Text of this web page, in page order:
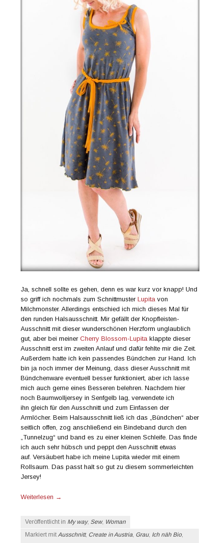
Ja, schnell sollte es gehen, denn es war kurz vor knapp! Und
so griff ich nochmals zum SchnittmusterLupita von
Milchmonster. Allerdings entschied ich mich dieses Mal für
den runden Halsausschnitt. Mir gefällt der Knopfleisten-
Ausschnitt mit dieser wunderschönen Herzform unglaublich
gut, aber bei meinerCherry Blossom-Lupita klappte dieser
Ausschnitt erst im zweiten Anlauf und dafür fehlte mir die Zeit.
Außerdem hatte ich kein passendes Bündchen zur Hand. Ich
bin ja noch immer der Meinung, dass dieser Ausschnitt mit
Bündchenware eventuell besser funktioniert, aber ich lasse
mich auch gerne eines Besseren belehren. Nachdem hier
noch Baumwolljersey in Senfgelb lag, verwendete ich
ihn gleich für den Ausschnitt und zum Einfassen der
Armlöcher. Beim Halsausschnitt ließ ich das „Bündchen“ aber
seitlich offen, zog anschließend ein Bindeband durch den
„Tunnelzug“ und band es zu einer kleinen Schleife. Das finde
ich auch sehr hübsch und peppt den Ausschnitt etwas
auf. Versäubert habe ich meine Lupita wieder mit einem
Rollsaum. Das passt halt so gut zu diesem sommerleichten
Jersey!
Weiterlesen →
Veröffentlicht in My way, Sew, Woman
Markiert mitAusschnitt, Create in Austria, Grau, Ich näh Bio,